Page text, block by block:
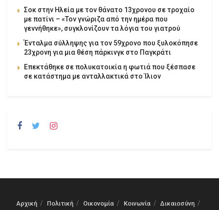
Σοκ στην Ηλεία με τον θάνατο 13χρονου σε τροχαίο
με πατίνι – «Τον γνώριζα από την ημέρα που
γεννήθηκε», συγκλονίζουν τα λόγια του γιατρού
Ένταλμα σύλληψης για τον 59χρονο που ξυλοκόπησε
23χρονη για μια θέση πάρκινγκ στο Παγκράτι
Επεκτάθηκε σε πολυκατοικία η φωτιά που ξέσπασε
σε κατάστημα με ανταλλακτικά στο Ίλιον
Αρχική Πολιτική Οικονομία Κοινωνία Δικαιοσύνη